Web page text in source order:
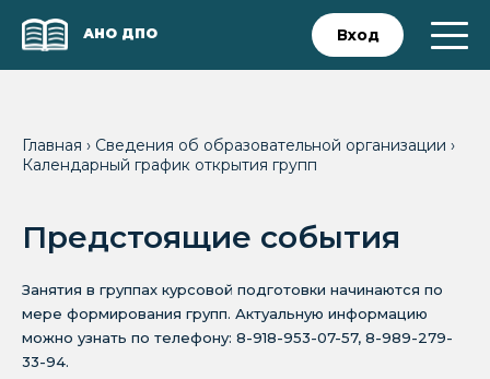
АНО ДПО Вход
Главная › Сведения об образовательной организации ›
Календарный график открытия групп
Предстоящие события
Занятия в группах курсовой подготовки начинаются по
мере формирования групп. Актуальную информацию
можно узнать по телефону: 8-918-953-07-57, 8-989-279-
33-94.